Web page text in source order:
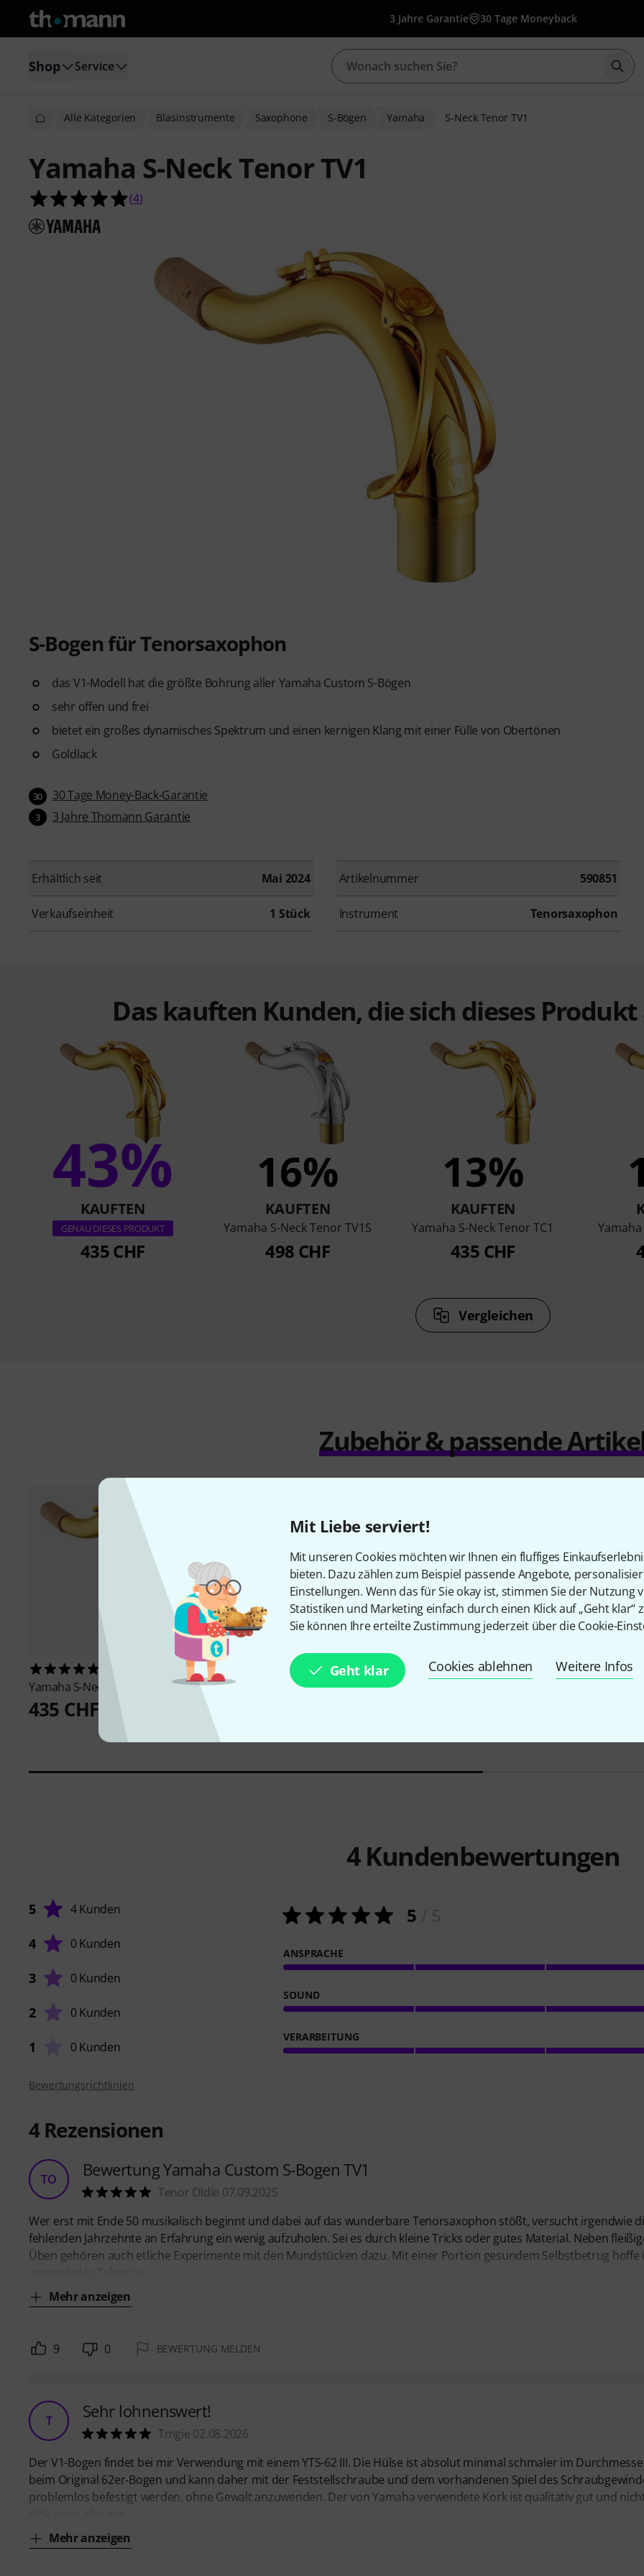
Mit Liebe serviert!
Mit unseren Cookies möchten wir Ihnen ein fluffiges
bieten. Dazu zählen zum Beispiel passende Angebote,
Einstellungen. Wenn das für Sie okay ist, stimmen Sie der Nutzung
Statistiken und Marketing einfach durch einen Klick auf „Geht klar“
Sie können Ihre erteilte Zustimmung jederzeit über die Cookie-
Geht klar Cookies ablehnen Weitere Infos
3 Jahre Garantie 30 Tage Moneyback
Shop Service
Alle Kategorien Blasinstrumente Saxophone S-Bögen Yamaha S-Neck Tenor TV1
Yamaha S-Neck Tenor TV1
5.0 von 5 Sternen aus 4 Kundenbewertungen
(4)
S-Bogen für Tenorsaxophon
das V1-Modell hat die größte Bohrung aller Yamaha Custom S-Bögen
sehr offen und frei
bietet ein großes dynamisches Spektrum und einen kernigen Klang mit einer Fülle von Obertönen
Goldlack
30 30 Tage Money-Back-Garantie
3 3 Jahre Thomann Garantie
Erhältlich seit Mai 2024 Artikelnummer 590851
Verkaufseinheit 1 Stück Instrument Tenorsaxophon
Das kauften Kunden, die sich dieses
43%
KAUFTEN
GENAU DIESES PRODUKT
435 CHF
16%
KAUFTEN
Yamaha S-Neck Tenor TV1S
498 CHF
13%
KAUFTEN
Yamaha S-Neck Tenor TC1
435 CHF
Yamaha
Vergleichen
Zubehör & passende
Yamaha S-Neck Tenor TC1
435 CHF
Yanagisawa
S-Neck Alto AKz2
2
Keilwerth
390
4Kundenbewertungen
5 4 Kunden
4 0 Kunden
3 0 Kunden
2 0 Kunden
1 0 Kunden
5
ANSPRACHE
SOUND
VERARBEITUNG
Bewertungsrichtlinien
4Rezensionen
TO Bewertung Yamaha Custom S-Bogen TV1
Tenor Oldie 07.09.2025
Wer erst mit Ende 50 musikalisch beginnt und dabei auf das wunderbare Tenorsaxophon stößt, versucht irgendwie
fehlenden Jahrzehnte an Erfahrung ein wenig aufzuholen. Sei es durch kleine Tricks oder gutes Material. Neben
Üben gehören auch etliche Experimente mit den Mundstücken dazu. Mit einer Portion gesundem Selbstbetrug hoffe
Mehr anzeigen
9 0 BEWERTUNG MELDEN
T Sehr lohnenswert!
Tmgie 02.08.2026
Der V1-Bogen findet bei mir Verwendung mit einem YTS-62 III. Die Hülse ist absolut minimal schmaler im
beim Original 62er-Bogen und kann daher mit der Feststellschraube und dem vorhandenen Spiel des
problemlos befestigt werden, ohne Gewalt anzuwenden. Der von Yamaha verwendete Kork ist qualitativ gut und
Mehr anzeigen